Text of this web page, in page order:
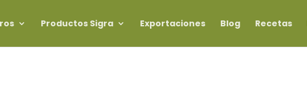
Productos Sigra Exportaciones Blog Recetas